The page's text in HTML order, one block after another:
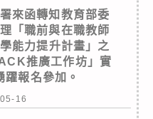
來函轉知教育部委
「職前與在職教師
能力提升計畫」之
推廣工作坊」實
報名參加。
16